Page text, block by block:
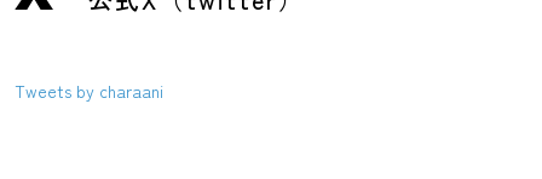
Tweets by charaani